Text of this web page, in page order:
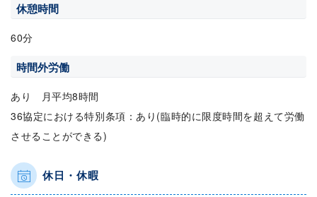
休憩時間
60分
時間外労働
あり 月平均8時間
36協定における特別条項：あり(臨時的に限度時間を超えて労働
させることができる)
休日・休暇